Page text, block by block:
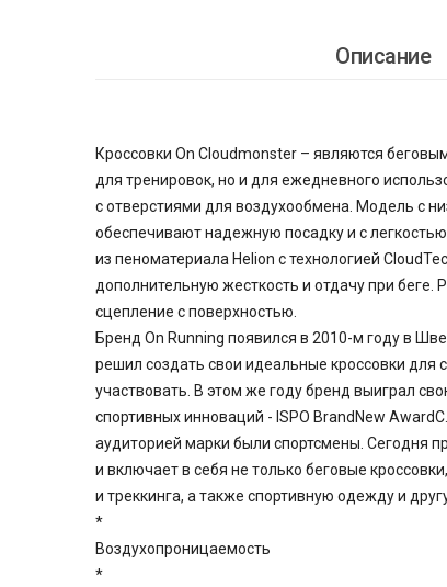
Описание
Кроссовки On Cloudmonster – являются
для тренировок, но и для ежедневного
с отверстиями для воздухообмена. Модель с
обеспечивают надежную посадку и с
из пеноматериала Helion с технологией
дополнительную жесткость и отдачу при беге.
сцепление с поверхностью.
Бренд On Running появился в 2010-м году в
решил создать свои идеальные кроссовки для
участвовать. В этом же году бренд выиграл
спортивных инноваций - ISPO BrandNew
аудиторией марки были спортсмены. Сегодня
и включает в себя не только беговые
и треккинга, а также спортивную одежду и
*
Воздухопроницаемость
*